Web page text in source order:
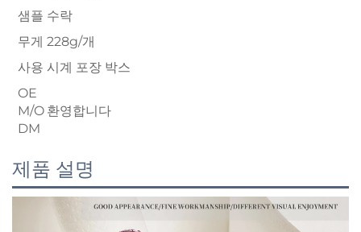
샘플 수락
무게 228g/개
사용 시계 포장 박스
OE
M/O
DM
환영합니다
제품 설명